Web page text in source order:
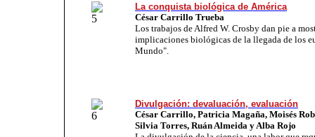
La conquista biológica de América
César Carrillo Trueba
Los trabajos de Alfred W. Crosby dan pie a
implicaciones biológicas de la llegada de los
Mundo".
Divulgación: devaluación, evaluación
César Carrillo, Patricia Magaña, Moisés
Silvia Torres, Ruán Almeida y Alba Rojo